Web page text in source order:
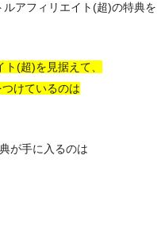
アフィリエイト(超)の特典を
(超)を見据えて、
けているのは
が手に入るのは